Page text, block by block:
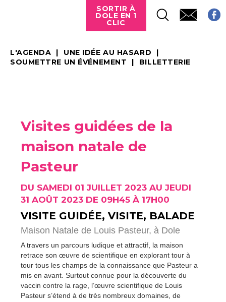
SORTIR À
DOLE EN 1
CLIC
L'AGENDA
UNE IDÉE AU HASARD
SOUMETTRE UN ÉVÉNEMENT
BILLETTERIE
Visites guidées de la
maison natale de
Pasteur
DU SAMEDI 01 JUILLET 2023 AU JEUDI
31 AOÛT 2023 DE 09H45 À 17H00
VISITE GUIDÉE, VISITE, BALADE
Maison Natale de Louis Pasteur, à Dole
A travers un parcours ludique et attractif, la maison
retrace son œuvre de scientifique en explorant tour à
tour tous les champs de la connaissance que Pasteur a
mis en avant. Surtout connue pour la découverte du
vaccin contre la rage, l’œuvre scientifique de Louis
Pasteur s’étend à de très nombreux domaines, de